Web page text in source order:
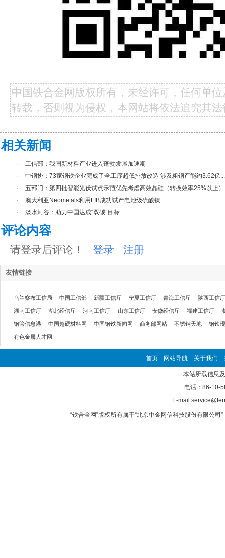
中国铁合金网版权所有，未经许可，任何单
转载，否则视为侵权，本网站将依法追究其
相关新闻
·
工信部：我国新材料产业进入蓬勃发展加速期
·
中钢协：73家钢铁企业完成了全工序超低排放改造 涉及粗钢产能约3.62亿...
·
五部门：第四批智能光伏试点示范优先考虑高效晶硅（转换效率25%以上
·
澳大利亚Neometals利用LIB成功试产电池级硫酸镍
·
淡水河谷：助力中国达成“双碳”目标
评论内容
请登录后评论！ 登录 注册
友情链接
乌兰察布工信局 中国工信部 新疆工信厅 宁夏工信厅 青海工信厅 陕西工信厅
湖南工信厅 湖北经信厅 河南工信厅 山东工信厅 安徽经信厅 福建工信厅
钢管信息港 中国超硬材料网 中国钢铁新闻网 商务部网站 不锈钢天地 钢铁
有色金属人才网
首页 | 网站导航 | 关于我们 |
本站所载信息
电话：86-10-
E-
“铁合金网”版权所有属于“北京中金网信科技股份有限公司